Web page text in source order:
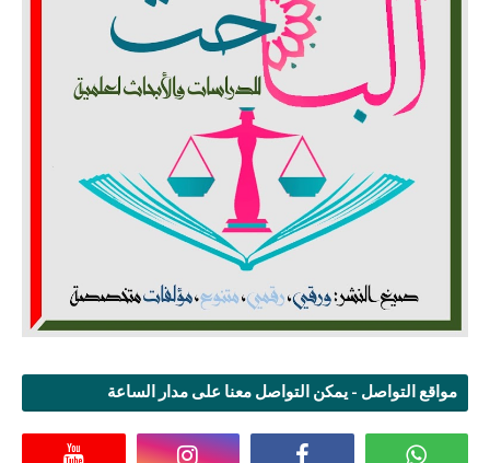
مواقع التواصل - يمكن التواصل معنا على مدار الساعة